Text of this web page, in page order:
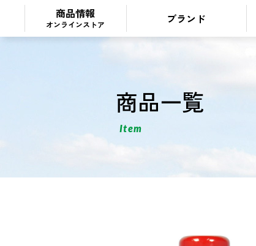
商品情報
オンラインストア ブランド
商品一覧
Item